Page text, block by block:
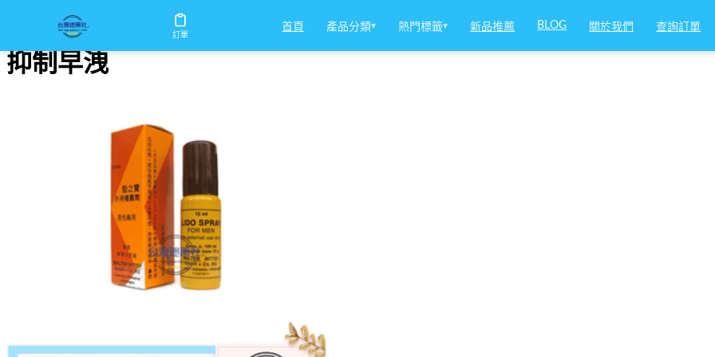
訂單
首頁 產品分類▾ 熱門標籤▾ 新品推薦 BLOG 關於我們 查詢訂單
抑制早洩
抑制早洩